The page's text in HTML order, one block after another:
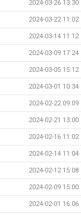
2024-03-26 13:30
2024-03-22 11:02
2024-03-14 11:12
2024-03-09 17:24
2024-03-05 15:12
2024-03-01 10:34
2024-02-22 09:09
2024-02-21 13:00
2024-02-16 11:02
2024-02-14 11:04
2024-02-12 15:08
2024-02-09 15:00
2024-02-01 16:06